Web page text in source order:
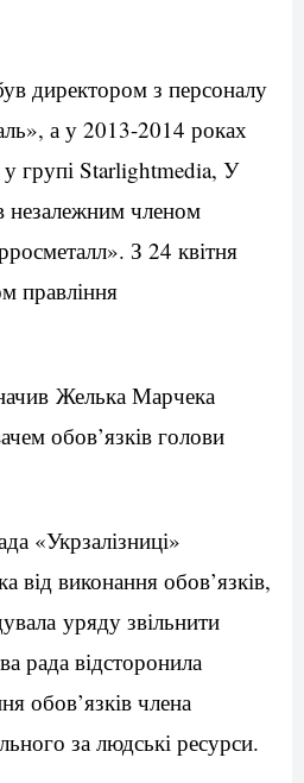
директором з персоналу
а у 2013-2014 роках
групі Starlightmedia, У
незалежним членом
З 24 квітня
правління
Желька Марчека
обов’язків голови
«Укрзалізниці»
від виконання обов’язків,
уряду звільнити
рада відсторонила
обов’язків члена
за людські ресурси.